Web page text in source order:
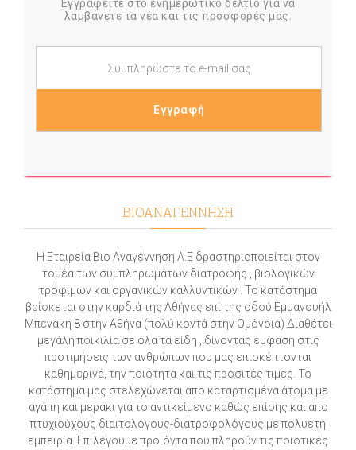
Εγγραφείτε στο ενημερωτικό δελτίο για να
λαμβάνετε τα νέα και τις προσφορές μας.
ΒΙΟΑΝΑΓΕΝΝΗΣΗ
Η Εταιρεία Βιο Αναγέννηση Α.Ε δραστηριοποιείται στον
τομέα των συμπληρωμάτων διατροφής , βιολογικών
τροφίμων και οργανικών καλλυντικών . Το κατάστημα
βρίσκεται στην καρδιά της Αθήνας επί της οδού Εμμανουήλ
Μπενάκη 8 στην Αθήνα (πολύ κοντά στην Ομόνοια) Διαθέτει
μεγάλη ποικιλία σε όλα τα είδη , δίνοντας έμφαση στις
προτιμήσεις των ανθρώπων που μας επισκέπτονται
καθημερινά, την ποιότητα και τις προσιτές τιμές. Το
κατάστημα μας στελεχώνεται απο καταρτισμένα άτομα με
αγάπη και μεράκι για το αντικείμενο καθώς επίσης και απο
πτυχιούχους διαιτολόγους-διατροφολόγους με πολυετή
εμπειρία. Επιλέγουμε προϊόντα που πληρούν τις ποιοτικές